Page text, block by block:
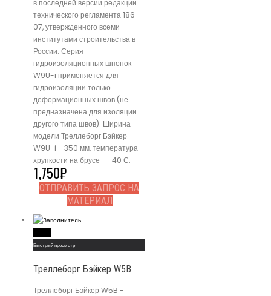
в последней версии редакции
технического регламента 186-
07, утвержденного всеми
институтами строительства в
России. Серия
гидроизоляционных шпонок
W9U-i применяется для
гидроизоляции только
деформационных швов (не
предназначена для изоляции
другого типа швов). Ширина
модели Треллеборг Бэйкер
W9U-i - 350 мм, температура
хрупкости на брусе - -40 С.
1,750₽
ОТПРАВИТЬ ЗАПРОС НА
МАТЕРИАЛ
Быстрый просмотр
Треллеборг Бэйкер W5B
Треллеборг Бэйкер W5B -